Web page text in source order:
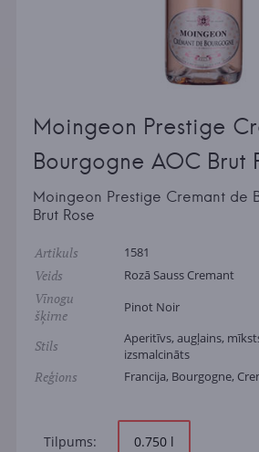
Moingeon Prestige
Bourgogne AOC Brut
Moingeon Prestige Cremant de
Brut Rose
Artikuls 1581
Veids Rozā Sauss Cremant
Vīnogu
šķirne
Pinot Noir
Stils
Aperitīvs, augļains,
izsmalcināts
Reģions Francija, Bourgogne,
Tilpums: 0.750 l